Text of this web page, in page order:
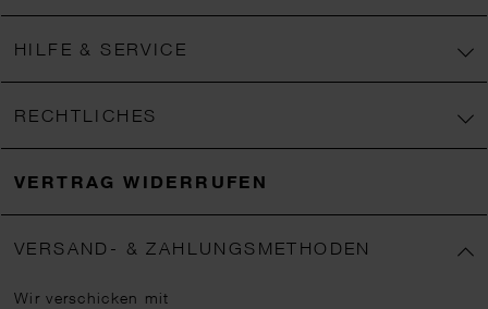
HILFE & SERVICE
RECHTLICHES
VERTRAG WIDERRUFEN
VERSAND- & ZAHLUNGSMETHODEN
Wir verschicken mit